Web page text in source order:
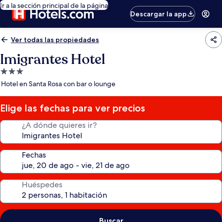
Ir a la sección principal de la página
Descargar la app
Ver todas las propiedades
Imigrantes Hotel
Propiedad
de
estrellas
Hotel en Santa Rosa con bar o lounge
Elige las fechas para ver precios
¿A dónde quieres ir?
Fechas
Huéspedes